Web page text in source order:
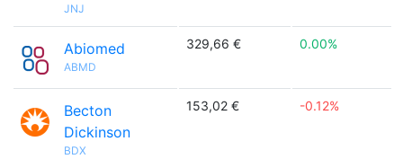
JNJ
Abiomed
ABMD
329,66 € 0.00%
Becton
Dickinson
BDX
153,02 € -0.12%